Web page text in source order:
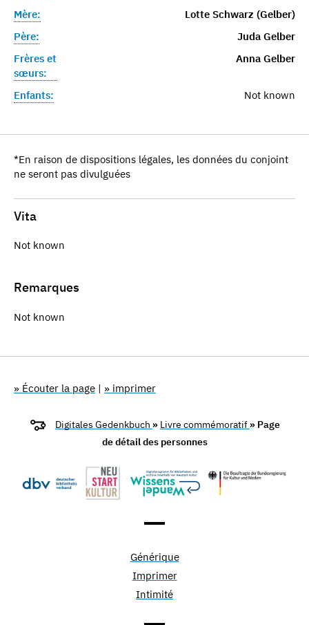
Mère:
Lotte Schwarz (Gelber)
Père:
Juda Gelber
Frères et
sœurs:
Anna Gelber
Enfants: Not known
*En raison de dispositions légales, les données du conjoint
ne seront pas divulguées
Vita
Not known
Remarques
Not known
» Écouter la page | » imprimer
Digitales Gedenkbuch » Livre commémoratif » Page
de détail des personnes
Générique
Imprimer
Intimité